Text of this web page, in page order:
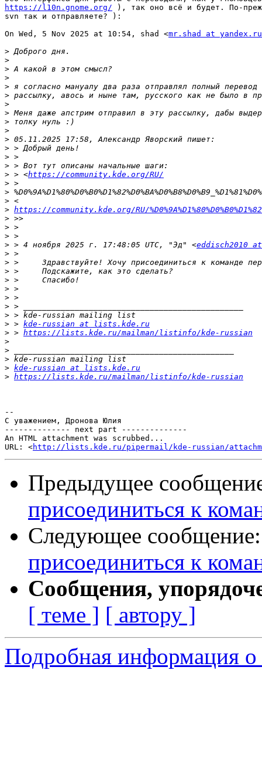
https://l10n.gnome.org/ ), так оно всё и будет. По-
svn так и отправляете? ):
On Wed, 5 Nov 2025 at 10:54, shad <mr.shad at yandex.ru
>
>
>
>
>
>
>
>
>
>
>
>
>
>
> > <https://community.kde.org/RU/
>
>
>
> https://community.kde.org/RU/
>
>
>
> > 4 ноября 2025 г. 17:48:05 UTC, "Эд" <eddisch2010
>
>
>
>
>
>
>
>
> > kde-russian at lists.kde.ru
> > https://lists.kde.ru/mailman/listinfo/kde-russian
>
>
>
> kde-russian at lists.kde.ru
> https://lists.kde.ru/mailman/listinfo/kde-russian
--
С уважением, Дронова Юлия
-------------- next part --------------
An HTML attachment was scrubbed...
URL: <http://lists.kde.ru/pipermail/kde-russian/
Предыдущее
присоединиться к
Следующее
присоединиться к
Сообщения,
[ теме ] [ автору ]
Подробная информация о